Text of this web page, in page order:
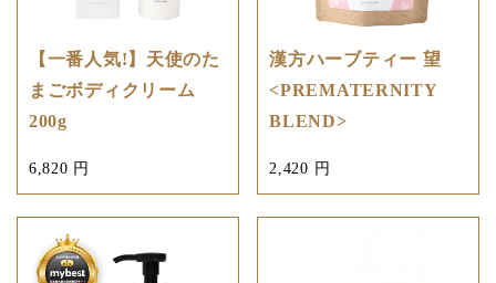
【一番人気!】天使のた
まごボディクリーム
200g
6,820 円
漢方ハーブティー 望
<PREMATERNITY
BLEND>
2,420 円